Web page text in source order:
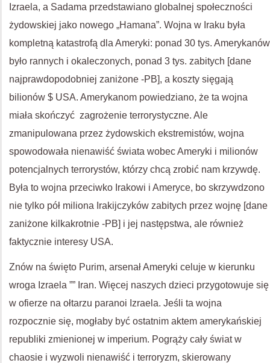
Izraela, a Sadama przedstawiano globalnej społeczności
żydowskiej jako nowego „Hamana”. Wojna w Iraku była
kompletną katastrofą dla Ameryki: ponad 30 tys. Amerykanów
było rannych i okaleczonych, ponad 3 tys. zabitych [dane
najprawdopodobniej zaniżone -PB], a koszty sięgają
bilionów $ USA. Amerykanom powiedziano, że ta wojna
miała skończyć zagrożenie terrorystyczne. Ale
zmanipulowana przez żydowskich ekstremistów, wojna
spowodowała nienawiść świata wobec Ameryki i milionów
potencjalnych terrorystów, którzy chcą zrobić nam krzywdę.
Była to wojna przeciwko Irakowi i Ameryce, bo skrzywdzono
nie tylko pół miliona Irakijczyków zabitych przez wojnę [dane
zaniżone kilkakrotnie -PB] i jej następstwa, ale również
faktycznie interesy USA.
Znów na święto Purim, arsenał Ameryki celuje w kierunku
wroga Izraela ”” Iran. Więcej naszych dzieci przygotowuje się
w ofierze na ołtarzu paranoi Izraela. Jeśli ta wojna
rozpocznie się, mogłaby być ostatnim aktem amerykańskiej
republiki zmienionej w imperium. Pogrąży cały świat w
chaosie i wyzwoli nienawiść i terroryzm, skierowany